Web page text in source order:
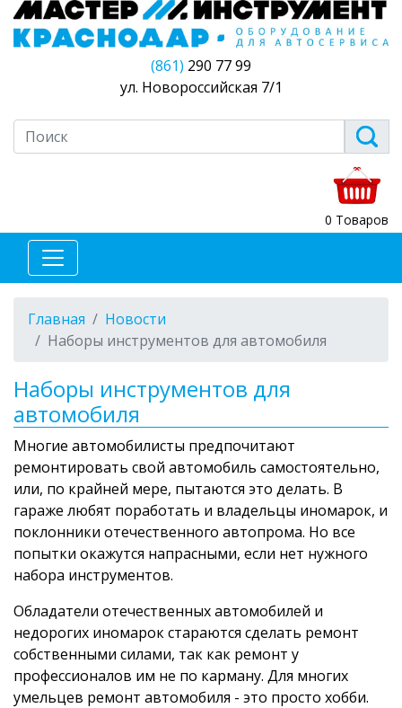
(861) 290 77 99
ул. Новороссийская 7/1
0 Товаров
Главная
Новости
Наборы инструментов для автомобиля
Наборы инструментов для
автомобиля
Многие автомобилисты предпочитают
ремонтировать свой автомобиль самостоятельно,
или, по крайней мере, пытаются это делать. В
гараже любят поработать и владельцы иномарок, и
поклонники отечественного автопрома. Но все
попытки окажутся напрасными, если нет нужного
набора инструментов.
Обладатели отечественных автомобилей и
недорогих иномарок стараются сделать ремонт
собственными силами, так как ремонт у
профессионалов им не по карману. Для многих
умельцев ремонт автомобиля - это просто хобби.